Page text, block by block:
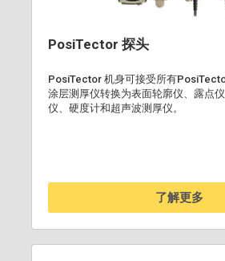
PosiTector 探头
PosiTector 机身可接受所有
涂层测厚仪转换为表面轮廓仪、露点
仪、硬度计和超声波测厚仪。
了解更多